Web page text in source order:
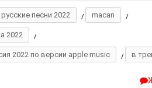
русские песни 2022 / macan /
2022 /
2022 по версии apple music / в